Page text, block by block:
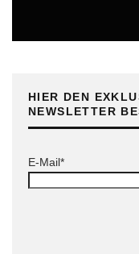
HIER DEN
NEWSLETTER
E-Mail*